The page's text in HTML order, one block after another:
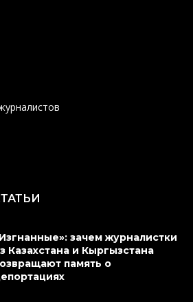
зачем журналистки
Казахстана и Кыргызстана
память о